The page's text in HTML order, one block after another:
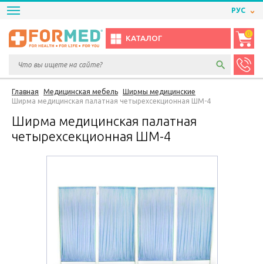
РУС
КАТАЛОГ
0
Главная Медицинская мебель
Ширмы медицинские
Ширма медицинская палатная четырехсекционная ШМ-4
Ширма медицинская палатная
четырехсекционная ШМ-4